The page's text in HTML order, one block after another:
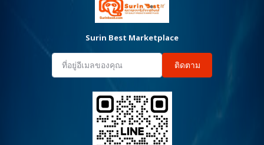
Surin Best Marketplace
ติดตาม